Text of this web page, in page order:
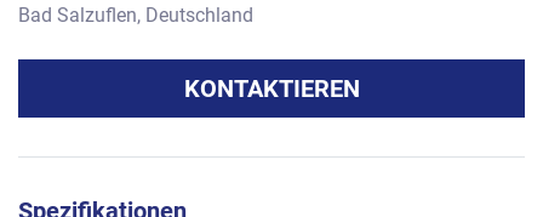
Bad Salzuflen, Deutschland
KONTAKTIEREN
Spezifikationen